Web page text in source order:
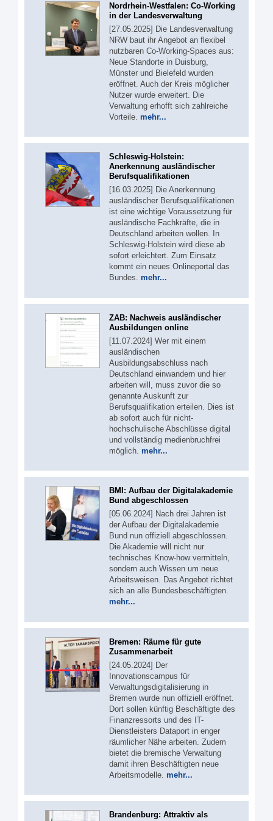
Nordrhein-Westfalen: Co-Working
in der Landesverwaltung
[27.05.2025] Die Landesverwaltung
NRW baut ihr Angebot an flexibel
nutzbaren Co-Working-Spaces aus:
Neue Standorte in Duisburg,
Münster und Bielefeld wurden
eröffnet. Auch der Kreis möglicher
Nutzer wurde erweitert. Die
Verwaltung erhofft sich zahlreiche
Vorteile. mehr...
Schleswig-Holstein:
Anerkennung ausländischer
Berufsqualifikationen
[16.03.2025] Die Anerkennung
ausländischer Berufsqualifikationen
ist eine wichtige Voraussetzung für
ausländische Fachkräfte, die in
Deutschland arbeiten wollen. In
Schleswig-Holstein wird diese ab
sofort erleichtert. Zum Einsatz
kommt ein neues Onlineportal das
Bundes. mehr...
ZAB: Nachweis ausländischer
Ausbildungen online
[11.07.2024] Wer mit einem
ausländischen
Ausbildungsabschluss nach
Deutschland einwandern und hier
arbeiten will, muss zuvor die so
genannte Auskunft zur
Berufsqualifikation erteilen. Dies ist
ab sofort auch für nicht-
hochschulische Abschlüsse digital
und vollständig medienbruchfrei
möglich. mehr...
BMI: Aufbau der Digitalakademie
Bund abgeschlossen
[05.06.2024] Nach drei Jahren ist
der Aufbau der Digitalakademie
Bund nun offiziell abgeschlossen.
Die Akademie will nicht nur
technisches Know-how vermitteln,
sondern auch Wissen um neue
Arbeitsweisen. Das Angebot richtet
sich an alle Bundesbeschäftigten.
mehr...
Bremen: Räume für gute
Zusammenarbeit
[24.05.2024] Der
Innovationscampus für
Verwaltungsdigitalisierung in
Bremen wurde nun offiziell eröffnet.
Dort sollen künftig Beschäftigte des
Finanzressorts und des IT-
Dienstleisters Dataport in enger
räumlicher Nähe arbeiten. Zudem
bietet die bremische Verwaltung
damit ihren Beschäftigten neue
Arbeitsmodelle. mehr...
Brandenburg: Attraktiv als